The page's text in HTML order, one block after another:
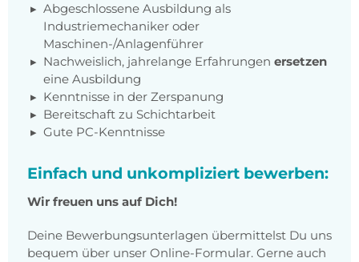
Abgeschlossene Ausbildung als
Industriemechaniker oder
Maschinen-/Anlagenführer
Nachweislich, jahrelange Erfahrungen ersetzen
eine Ausbildung
Kenntnisse in der Zerspanung
Bereitschaft zu Schichtarbeit
Gute PC-Kenntnisse
Einfach und unkompliziert bewerben:
Wir freuen uns auf Dich!
Deine Bewerbungsunterlagen übermittelst Du uns
bequem über unser Online-Formular. Gerne auch